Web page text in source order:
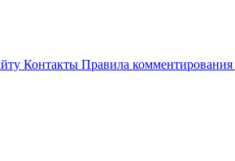
Контакты Правила комментирования